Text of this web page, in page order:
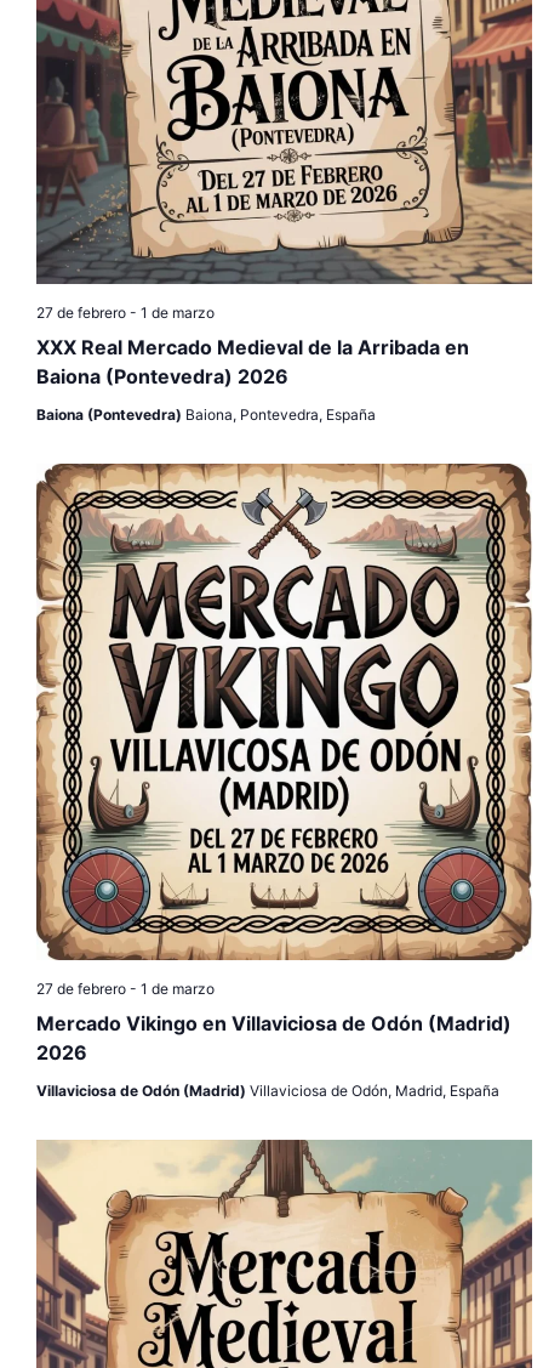
XXX Real Mercado Medieval de la Arribada en
Baiona (Pontevedra) 2026
27 de febrero- 1 de marzo
Baiona (Pontevedra) Baiona, Pontevedra, España
Mercado Vikingo en Villaviciosa de Odón (Madrid)
2026
27 de febrero- 1 de marzo
Villaviciosa de Odón (Madrid) Villaviciosa de Odón, Madrid, España